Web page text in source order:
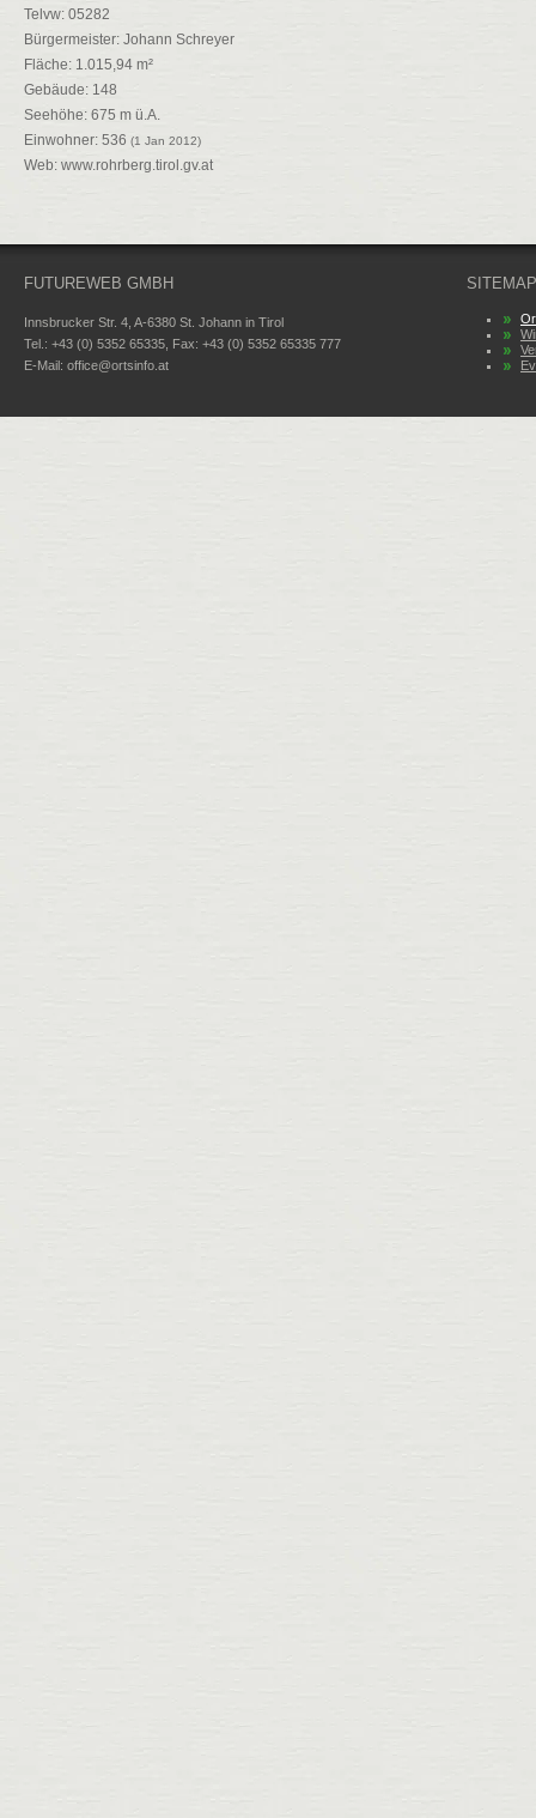
Telvw: 05282
Bürgermeister: Johann Schreyer
Fläche: 1.015,94 m²
Gebäude: 148
Seehöhe: 675 m ü.A.
Einwohner: 536 (1 Jan 2012)
Web: www.rohrberg.tirol.gv.at
FUTUREWEB GMBH
Innsbrucker Str. 4, A-6380 St. Johann in Tirol
Tel.: +43 (0) 5352 65335, Fax: +43 (0) 5352 65335 777
E-Mail: office@ortsinfo.at
SITEMAP